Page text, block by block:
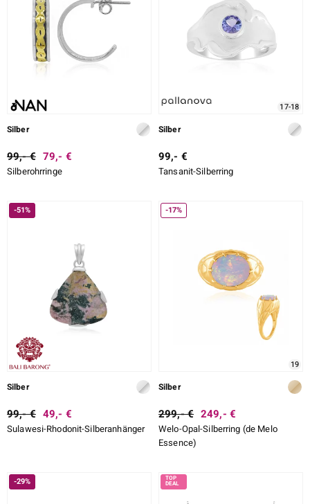
Silber
99,- € 79,- €
Silberohrringe
17-18
Silber
99,- €
Tansanit-Silberring
-51%
Silber
99,- € 49,- €
Sulawesi-Rhodonit-Silberanhänger
-17%
19
Silber
299,- € 249,- €
Welo-Opal-Silberring (de Melo
Essence)
-29%